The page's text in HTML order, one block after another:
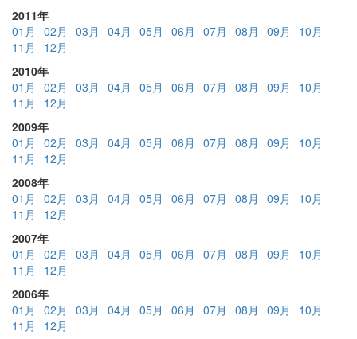
2011年
01月
02月 03月 04月 05月 06月 07月 08月 09月
10月
11月
12月
2010年
01月
02月 03月 04月 05月 06月 07月 08月 09月
10月
11月
12月
2009年
01月
02月 03月 04月 05月 06月 07月 08月 09月
10月
11月
12月
2008年
01月
02月 03月 04月 05月 06月 07月 08月 09月
10月
11月
12月
2007年
01月
02月 03月 04月 05月 06月 07月 08月 09月
10月
11月
12月
2006年
01月
02月 03月 04月 05月 06月 07月 08月 09月
10月
11月
12月